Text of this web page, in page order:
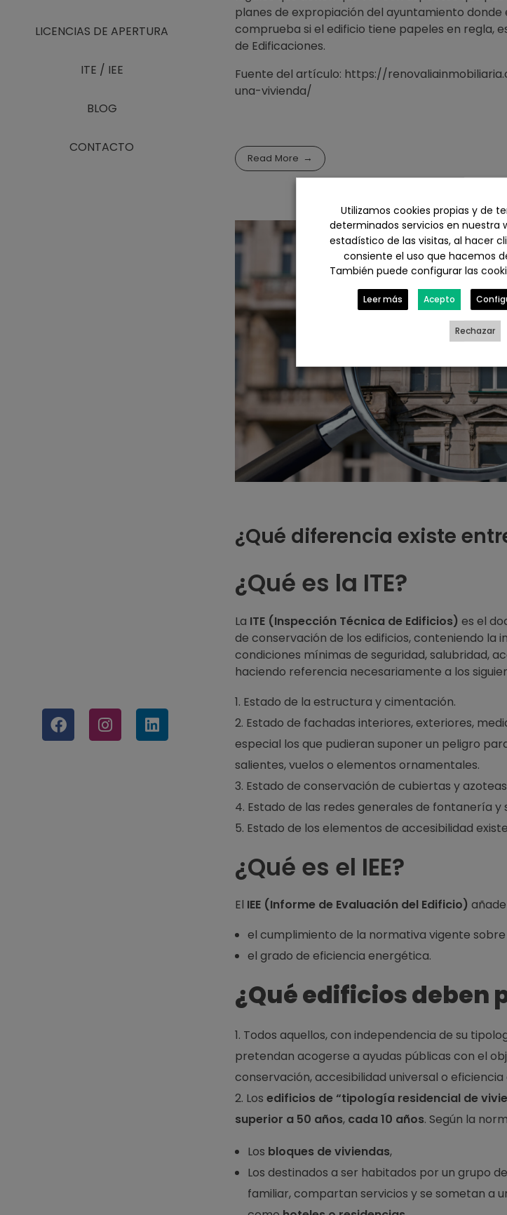
LICENCIAS DE APERTURA
ITE / IEE
BLOG
CONTACTO
planes de expropiación del ayuntamiento donde
comprueba si el edificio tiene papeles en regla,
de Edificaciones.
Fuente del artículo: https://
una-vivienda/
Read More
¿Qué diferencia existe entre
¿Qué es la ITE?
La ITE (Inspección Técnica de Edificios) es el
de conservación de los edificios, conteniendo la
condiciones mínimas de seguridad, salubridad,
haciendo referencia necesariamente a los
Estado de la estructura y cimentación.
Estado de fachadas interiores, exteriores,
especial los que pudieran suponer un peligro
salientes, vuelos o elementos ornamentales.
Estado de conservación de cubiertas y
Estado de las redes generales de fontanería y
Estado de los elementos de accesibilidad
¿Qué es el IEE?
El IEE (Informe de Evaluación del Edificio)
el cumplimiento de la normativa vigente
el grado de eficiencia energética.
¿Qué edificios deben
Todos aquellos, con independencia de su
pretendan acogerse a ayudas públicas con el
conservación, accesibilidad universal o
Los edificios de “tipología residencial de
superior a 50 años, cada 10 años. Según la
Los bloques de viviendas,
Los destinados a ser habitados por un grupo
familiar, compartan servicios y se sometan a
Utilizamos cookies propias y de
determinados servicios en nuestra
estadístico de las visitas, al hacer
consiente el uso que hacemos
También puede configurar las
Leer más Acepto
Rechazar